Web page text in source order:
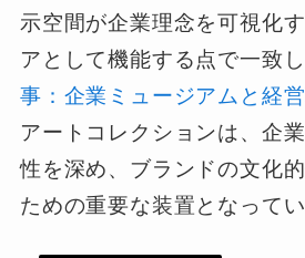
示空間が企業理念を可視化
アとして機能する点で一致
事：企業ミュージアムと経
アートコレクションは、企
性を深め、ブランドの文化
ための重要な装置となってい